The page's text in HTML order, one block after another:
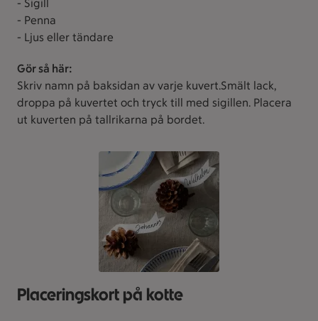
- Sigill
- Penna
- Ljus eller tändare
Gör så här:
Skriv namn på baksidan av varje kuvert.Smält lack,
droppa på kuvertet och tryck till med sigillen. Placera
ut kuverten på tallrikarna på bordet.
Placeringskort på kotte